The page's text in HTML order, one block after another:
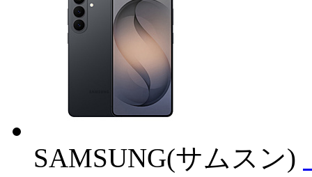
SAMSUNG(サムスン)